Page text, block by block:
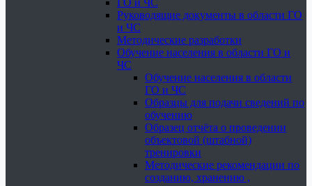
ГО и ЧС
Руководящие документы в области ГО
и ЧС
Методические разработки
Обучение населения в области ГО и
ЧС
Обучение населения в области
ГО и ЧС
Образцы для подачи сведений по
обучению
Образец отчёта о проведении
объектовой (штабной)
тренировки
Методические рекомендации по
созданию, хранению ,